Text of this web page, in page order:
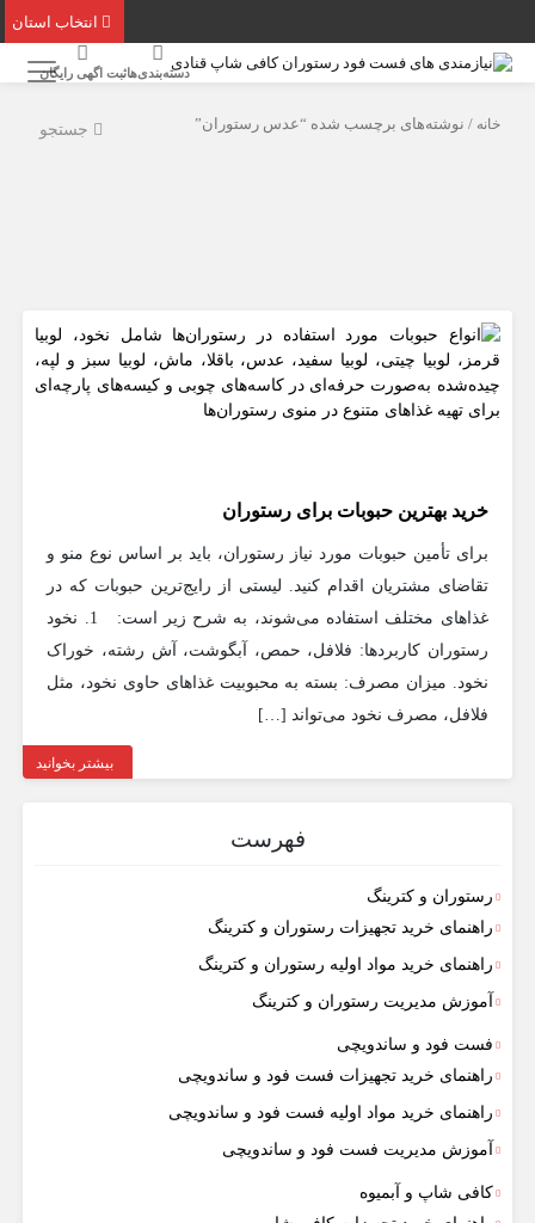
انتخاب استان
دسته‌بندی‌هاثبت اگهی رایگان
جستجو خانه/ نوشته‌های برچسب شده “عدس رستوران”
خرید بهترین حبوبات برای رستوران
برای تأمین حبوبات مورد نیاز رستوران، باید بر اساس نوع منو و
تقاضای مشتریان اقدام کنید. لیستی از رایج‌ترین حبوبات که در
غذاهای مختلف استفاده می‌شوند، به شرح زیر است: 1. نخود
رستوران کاربردها: فلافل، حمص، آبگوشت، آش رشته، خوراک
نخود. میزان مصرف: بسته به محبوبیت غذاهای حاوی نخود، مثل
فلافل، مصرف نخود می‌تواند […]
بیشتر بخوانید
فهرست
رستوران و کترینگ
راهنمای خرید تجهیزات رستوران و کترینگ
راهنمای خرید مواد اولیه رستوران و کترینگ
آموزش مدیریت رستوران و کترینگ
فست فود و ساندویچی
راهنمای خرید تجهیزات فست فود و ساندویچی
راهنمای خرید مواد اولیه فست فود و ساندویچی
آموزش مدیریت فست فود و ساندویچی
کافی شاپ و آبمیوه